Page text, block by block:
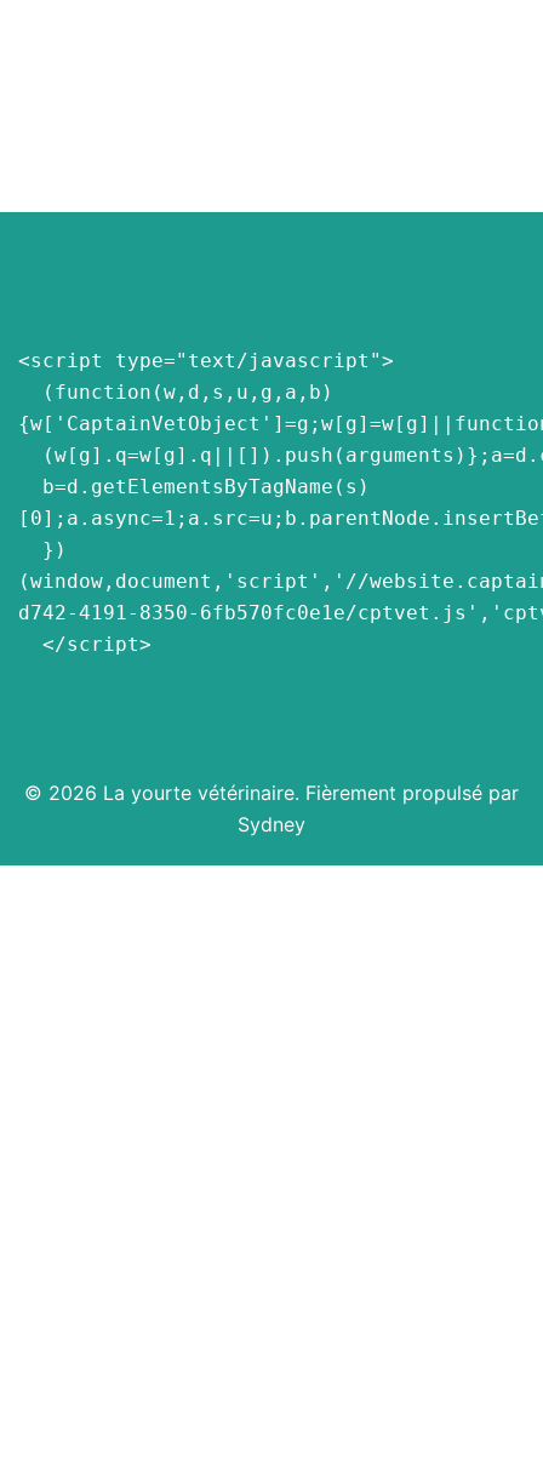
<script type="text/javascript">
(window,document,'script','//
d742-4191-8350-6fb570fc0e1e/
  </script>
© 2026 La yourte vétérinaire. Fièrement propulsé par
Sydney